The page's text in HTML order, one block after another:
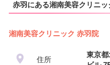
赤羽にある湘南美容クリニ
湘南美容クリニック 赤羽院
住所
東京